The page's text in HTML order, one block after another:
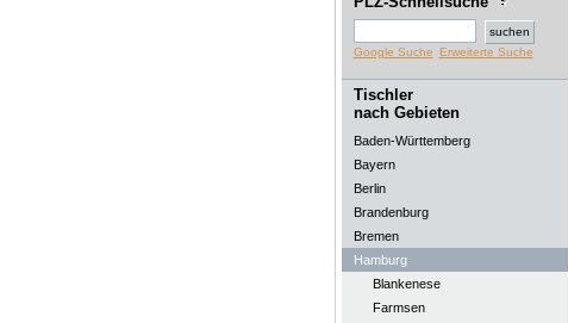
Google Suche Erweiterte Suche
Tischler
nach Gebieten
Baden-Württemberg
Bayern
Berlin
Brandenburg
Bremen
Hamburg
Blankenese
Farmsen